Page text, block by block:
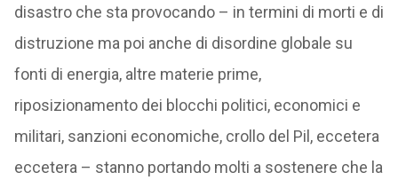
disastro che sta provocando – in termini di morti e di
distruzione ma poi anche di disordine globale su
fonti di energia, altre materie prime,
riposizionamento dei blocchi politici, economici e
militari, sanzioni economiche, crollo del Pil, eccetera
eccetera – stanno portando molti a sostenere che la